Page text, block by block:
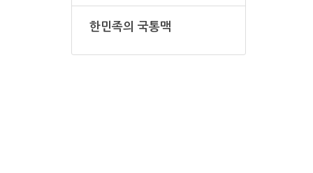
한민족의 국통맥